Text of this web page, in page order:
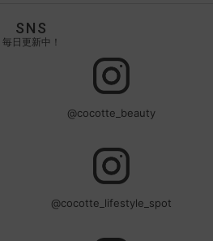
SNS
毎日更新中！
@cocotte_beauty
@cocotte_lifestyle_spot